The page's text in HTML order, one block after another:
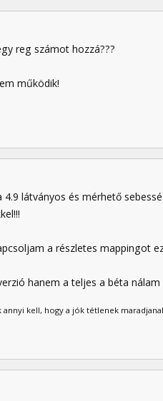
reg számot hozzá???
működik!
4.9 látványos és mérhető
a részletes mappingot
hanem a teljes a béta
annyi kell, hogy a jók tétlenek